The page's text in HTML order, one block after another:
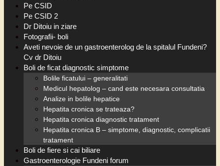
Pe CSID
Pe CSID 2
Dr Ditoiu in ziare
Fotografii- boli
Aveti nevoie de un gastroenterolog de la spitalul Fundeni?
Cv dr Ditoiu
Boli de ficat diagnostic simptome
Bolile ficatului – generalitati
Medicul hepatolog – cand este necesara consultatia
Analize in bolile hepatice
Hepatita cronica se trateaza?
Hepatita cronica diagnostic tratament
Hepatita cronica B – simptome, diagnostic, complicatii
tratament
Boli de fiere si cai biliare
Gastroenterologie Fundeni forum